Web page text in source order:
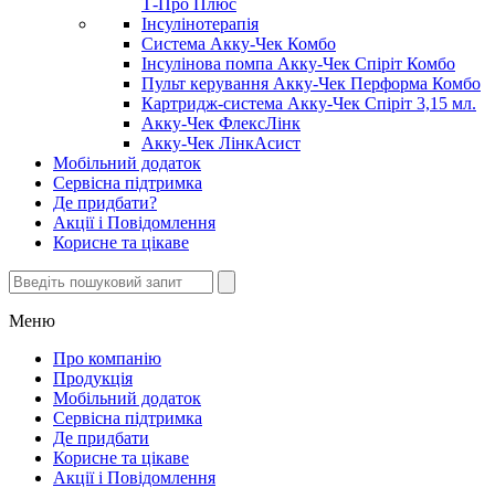
Т-Про Плюс
Інсулінотерапія
Система Акку-Чек Комбо
Інсулінова помпа Акку-Чек Спіріт Комбо
Пульт керування Акку-Чек Перформа Комбо
Картридж-система Акку-Чек Спіріт 3,15 мл.
Акку-Чек ФлексЛінк
Акку-Чек ЛінкАсист
Мобільний додаток
Сервісна підтримка
Де придбати?
Акції i Повідомлення
Корисне та цікаве
Меню
Про компанію
Продукція
Мобільний додаток
Сервісна підтримка
Де придбати
Корисне та цікаве
Акції i Повідомлення